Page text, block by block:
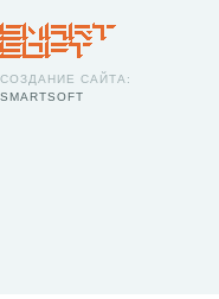
СОЗДАНИЕ САЙТА:
SMARTSOFT